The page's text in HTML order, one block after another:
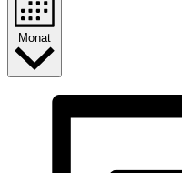
Monat